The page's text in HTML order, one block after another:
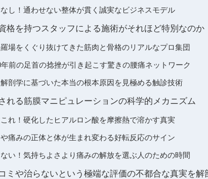
し！通わせない整体が貫く誠実なビジネスモデル
格を持つスタッフによる施術がそれほど特別なのか
場をくぐり抜けてきた筋肉と骨格のリアルなプロ集団
前の足首の捻挫が引き起こす驚きの腰痛ネットワーク
剖学に基づいた本当の根本原因を見極める触診技術
れる筋膜マニピュレーションの科学的メカニズム
れ！硬化したヒアルロン酸を摩擦熱で溶かす真実
痛みの正体と体が生まれ変わる好転反応のサイン
い！気持ちよさより痛みの解放を選ぶ人のための時間
ミや治らないという極端な評価の不都合な真実を解